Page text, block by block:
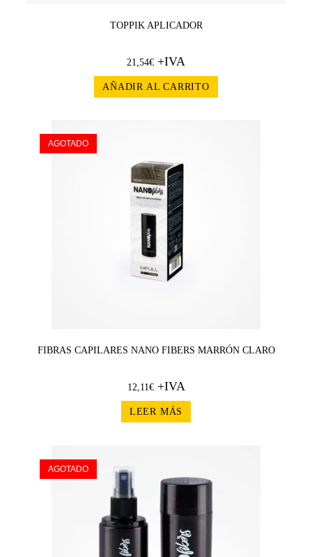
TOPPIK APLICADOR
21,54€ +IVA
AÑADIR AL CARRITO
AGOTADO
FIBRAS CAPILARES NANO FIBERS MARRÓN CLARO
12,11€+IVA
LEER MÁS
AGOTADO